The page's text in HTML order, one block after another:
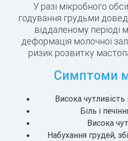
У разі мікробного
годування грудьми
віддаленому періоді
деформація молочної
ризик розвитку
Симптоми
Висока
Біль і
Висока
Набухання грудей,